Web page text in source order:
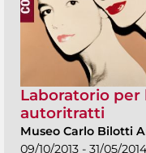
Laboratorio per
autoritratti
Museo Carlo Bilotti
09/10/2013 - 31/05/2014